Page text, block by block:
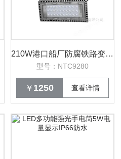
210W港口船厂防腐铁路变电站防雾模组投光灯
型号：NTC9280
￥ 1250 查看详情